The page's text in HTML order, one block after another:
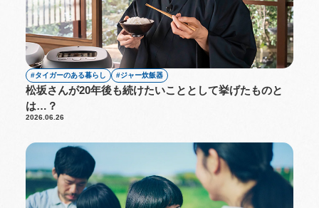
タイガーのある暮らし ジャー炊飯器
松坂さんが20年後も続けたいこととして挙げたものと
は…？
2026.06.26